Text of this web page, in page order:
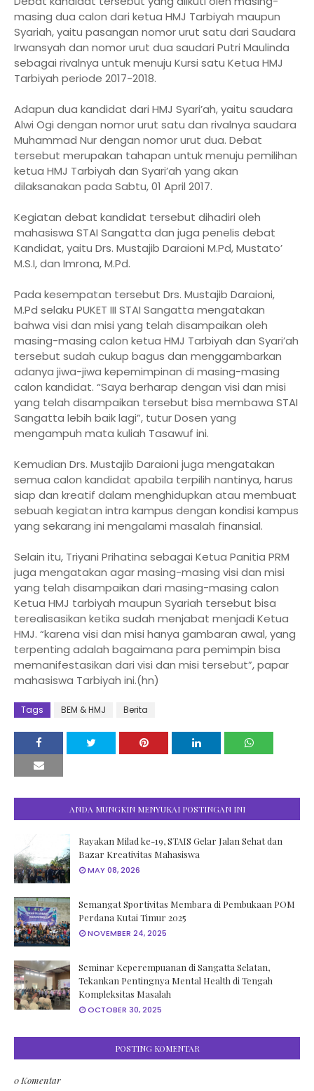
masing dua calon dari ketua HMJ Tarbiyah maupun
Syariah, yaitu pasangan nomor urut satu dari Saudara
Irwansyah dan nomor urut dua saudari Putri Maulinda
sebagai rivalnya untuk menuju Kursi satu Ketua HMJ
Tarbiyah periode 2017-2018.
Adapun dua kandidat dari HMJ Syari’ah, yaitu saudara
Alwi Ogi dengan nomor urut satu dan rivalnya saudara
Muhammad Nur dengan nomor urut dua. Debat
tersebut merupakan tahapan untuk menuju pemilihan
ketua HMJ Tarbiyah dan Syari’ah yang akan
dilaksanakan pada Sabtu, 01 April 2017.
Kegiatan debat kandidat tersebut dihadiri oleh
mahasiswa STAI Sangatta dan juga penelis debat
Kandidat, yaitu Drs. Mustajib Daraioni M.Pd, Mustato’
M.S.I, dan Imrona, M.Pd.
Pada kesempatan tersebut Drs. Mustajib Daraioni,
M.Pd selaku PUKET III STAI Sangatta mengatakan
bahwa visi dan misi yang telah disampaikan oleh
masing-masing calon ketua HMJ Tarbiyah dan Syari’ah
tersebut sudah cukup bagus dan menggambarkan
adanya jiwa-jiwa kepemimpinan di masing-masing
calon kandidat. “Saya berharap dengan visi dan misi
yang telah disampaikan tersebut bisa membawa STAI
Sangatta lebih baik lagi”, tutur Dosen yang
mengampuh mata kuliah Tasawuf ini.
Kemudian Drs. Mustajib Daraioni juga mengatakan
semua calon kandidat apabila terpilih nantinya, harus
siap dan kreatif dalam menghidupkan atau membuat
sebuah kegiatan intra kampus dengan kondisi kampus
yang sekarang ini mengalami masalah finansial.
Selain itu, Triyani Prihatina sebagai Ketua Panitia PRM
juga mengatakan agar masing-masing visi dan misi
yang telah disampaikan dari masing-masing calon
Ketua HMJ tarbiyah maupun Syariah tersebut bisa
terealisasikan ketika sudah menjabat menjadi Ketua
HMJ. “karena visi dan misi hanya gambaran awal, yang
terpenting adalah bagaimana para pemimpin bisa
memanifestasikan dari visi dan misi tersebut”, papar
mahasiswa Tarbiyah ini.(hn)
Tags BEM & HMJ Berita
ANDA MUNGKIN MENYUKAI POSTINGAN INI
Rayakan Milad ke-19, STAIS Gelar Jalan Sehat dan
Bazar Kreativitas Mahasiswa
MAY 08, 2026
Semangat Sportivitas Membara di Pembukaan POM
Perdana Kutai Timur 2025
NOVEMBER 24, 2025
Seminar Keperempuanan di Sangatta Selatan,
Tekankan Pentingnya Mental Health di Tengah
Kompleksitas Masalah
OCTOBER 30, 2025
POSTING KOMENTAR
0 Komentar